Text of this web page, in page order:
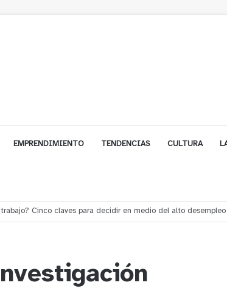
EMPRENDIMIENTO TENDENCIAS CULTURA
para avanzar en la construcción del Puente Colón de